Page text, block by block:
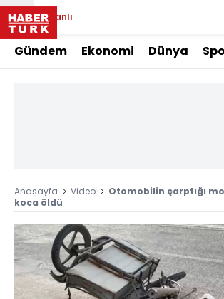
Canlı
Gündem Ekonomi Dünya
Anasayfa Video
Otomobilin çarptığı
koca öldü